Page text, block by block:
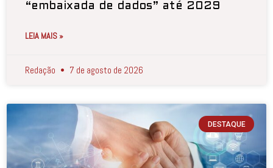
“embaixada de dados” até 2029
LEIA MAIS »
Redação 7 de agosto de 2026
DESTAQUE